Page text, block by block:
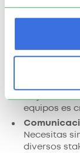
del
cumplan
equipos es
Necesitas
diversos